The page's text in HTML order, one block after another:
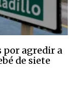
por agredir a
de siete